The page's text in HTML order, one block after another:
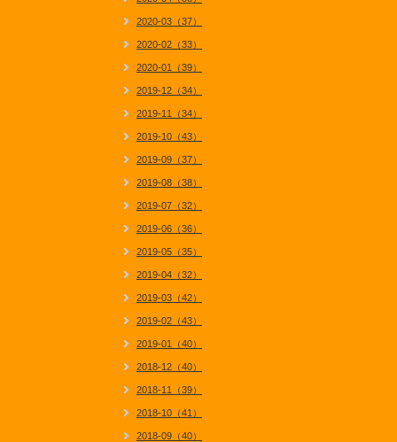
2020-03（37）
2020-02（33）
2020-01（39）
2019-12（34）
2019-11（34）
2019-10（43）
2019-09（37）
2019-08（38）
2019-07（32）
2019-06（36）
2019-05（35）
2019-04（32）
2019-03（42）
2019-02（43）
2019-01（40）
2018-12（40）
2018-11（39）
2018-10（41）
2018-09（40）